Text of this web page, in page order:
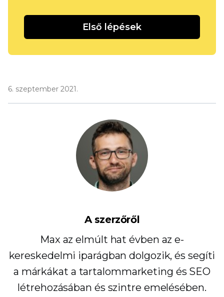
Első lépések
6. szeptember 2021.
A szerzőről
Max az elmúlt hat évben az e-
kereskedelmi iparágban dolgozik, és segíti
a márkákat a tartalommarketing és SEO
létrehozásában és szintre emelésében.